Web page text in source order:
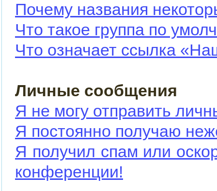
Почему названия
Что такое группа по
Что означает ссылка
Личные сообщения
Я не могу отправить
Я постоянно получаю
Я получил спам или
конференции!